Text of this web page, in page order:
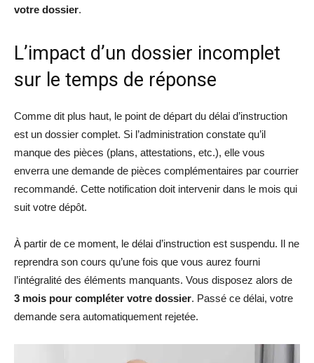
votre dossier.
L’impact d’un dossier incomplet
sur le temps de réponse
Comme dit plus haut, le point de départ du délai d’instruction
est un dossier complet. Si l’administration constate qu’il
manque des pièces (plans, attestations, etc.), elle vous
enverra une demande de pièces complémentaires par courrier
recommandé. Cette notification doit intervenir dans le mois qui
suit votre dépôt.
À partir de ce moment, le délai d’instruction est suspendu. Il ne
reprendra son cours qu’une fois que vous aurez fourni
l’intégralité des éléments manquants. Vous disposez alors de
3 mois pour compléter votre dossier. Passé ce délai, votre
demande sera automatiquement rejetée.